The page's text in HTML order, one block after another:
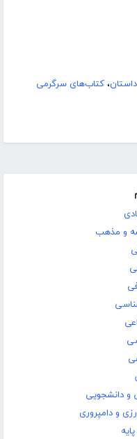
، کتاب‌های سرگرمی
و مذهب
و دانشجویی
و دامپروری